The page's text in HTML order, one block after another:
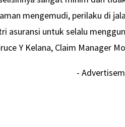
mengemudi, perilaku di
asuransi untuk selalu
Y Kelana, Claim Manager
-